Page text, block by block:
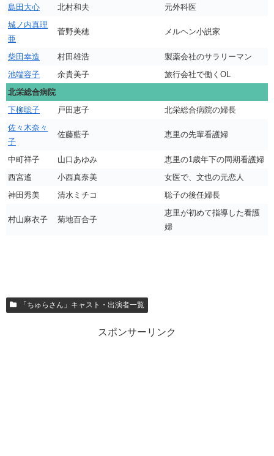
島田大心
北村和夫
元外科医
城ノ内真理
亜
菅野美穂 メルヘン小説家
柴田幸造 村田雄浩
製薬会社のサラリーマン
池端容子
余貴美子
旅行会社で働くOL
北栄総合病院
下柳聡子
戸田恵子
北栄総合病院の婦長
佐々木奈々
子
佐藤藍子 恵里の先輩看護婦
中町祥子 山口あゆみ
恵里の1歳年下の同期看護婦
西宮遙
小西真奈美
女医で、文也の元恋人
神田秀美
清水ミチコ 聡子の後任婦長
村山麻衣子 菊地百合子
恵里が初めて指導した看護
婦
「ちゅらさん」キャスト・出演者一覧
スポンサーリンク